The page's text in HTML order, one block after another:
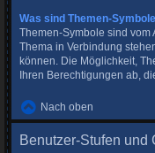
Was sind Themen-
Themen-Symbole sind vom
Thema in Verbindung
können. Die Möglichkeit,
Ihren Berechtigungen ab,
Nach oben
Benutzer-Stufen und